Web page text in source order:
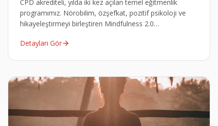
CPD akrediteli, yılda iki kez açılan temel eğitmenlik
programımız. Nörobilim, özşefkat, pozitif psikoloji ve
hikayeleştirmeyi birleştiren Mindfulness 2.0
Detayları Gör